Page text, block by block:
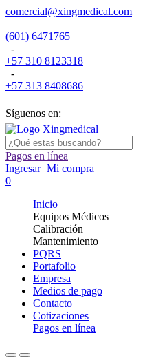
comercial@xingmedical.com
|
(601) 6471765
-
+57 310 8123318
-
+57 313 8408686
Síguenos en:
Pagos en línea
Ingresar Mi compra
0
Inicio
Equipos Médicos
Calibración
Mantenimiento
PQRS
Portafolio
Empresa
Medios de pago
Contacto
Cotizaciones
Pagos en línea